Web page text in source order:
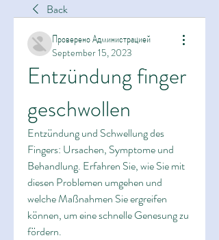
Back
Проверено Администрацией
September 15, 2023
Entzündung finger
geschwollen
Entzündung und Schwellung des
Fingers: Ursachen, Symptome und
Behandlung. Erfahren Sie, wie Sie mit
diesen Problemen umgehen und
welche Maßnahmen Sie ergreifen
können, um eine schnelle Genesung zu
fördern.